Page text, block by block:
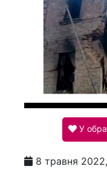
У
8 травня